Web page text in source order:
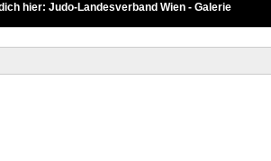
hier: Judo-Landesverband Wien - Galerie